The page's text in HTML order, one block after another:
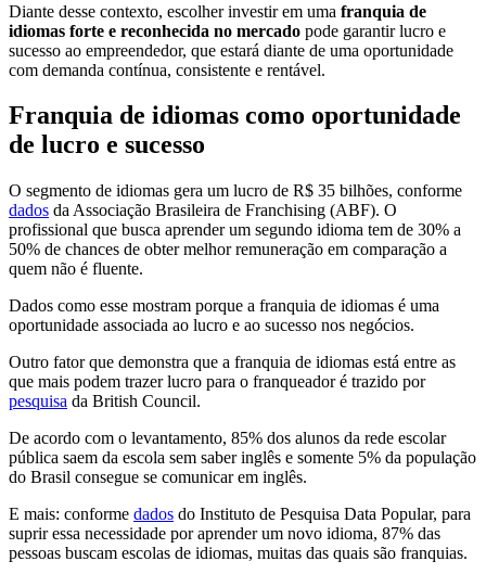
Diante desse contexto, escolher investir em uma franquia de
idiomas forte e reconhecida no mercado pode garantir lucro e
sucesso ao empreendedor, que estará diante de uma oportunidade
com demanda contínua, consistente e rentável.
Franquia de idiomas como oportunidade
de lucro e sucesso
O segmento de idiomas gera um lucro de R$ 35 bilhões, conforme
dados da Associação Brasileira de Franchising (ABF). O
profissional que busca aprender um segundo idioma tem de 30% a
50% de chances de obter melhor remuneração em comparação a
quem não é fluente.
Dados como esse mostram porque a franquia de idiomas é uma
oportunidade associada ao lucro e ao sucesso nos negócios.
Outro fator que demonstra que a franquia de idiomas está entre as
que mais podem trazer lucro para o franqueador é trazido por
pesquisa da British Council.
De acordo com o levantamento, 85% dos alunos da rede escolar
pública saem da escola sem saber inglês e somente 5% da população
do Brasil consegue se comunicar em inglês.
E mais: conforme dados do Instituto de Pesquisa Data Popular, para
suprir essa necessidade por aprender um novo idioma, 87% das
pessoas buscam escolas de idiomas, muitas das quais são franquias.